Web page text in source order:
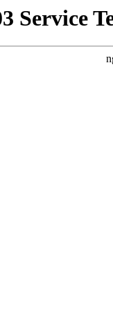
Service